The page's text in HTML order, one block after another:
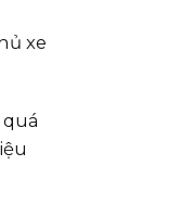
xe